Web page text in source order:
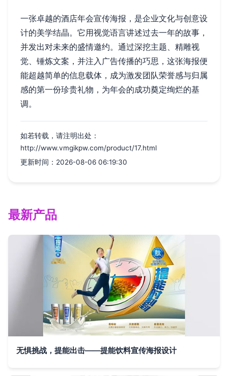
一张卓越的酒店年会宣传海报，是企业文化与创意设
计的美学结晶。它用视觉语言讲述过去一年的故事，
并发出对未来的盛情邀约。通过深挖主题、精雕视
觉、锤炼文案，并注入广告传播的巧思，这张海报便
能超越简单的信息载体，成为激发团队荣誉感与归属
感的第一份珍贵礼物，为年会的成功奠定绚烂的基
调。
如若转载，请注明出处：
http://www.vmgikpw.com/product/17.html
更新时间：2026-08-06 06:19:30
最新产品
无惧挑战，提能出击——提能饮料宣传海报设计